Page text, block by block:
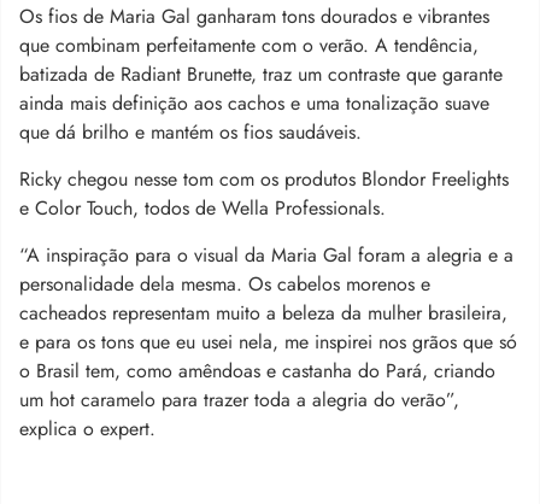
Os fios de Maria Gal ganharam tons dourados e vibrantes
que combinam perfeitamente com o verão. A tendência,
batizada de Radiant Brunette, traz um contraste que garante
ainda mais definição aos cachos e uma tonalização suave
que dá brilho e mantém os fios saudáveis.
Ricky chegou nesse tom com os produtos Blondor Freelights
e Color Touch, todos de Wella Professionals.
“A inspiração para o visual da Maria Gal foram a alegria e a
personalidade dela mesma. Os cabelos morenos e
cacheados representam muito a beleza da mulher brasileira,
e para os tons que eu usei nela, me inspirei nos grãos que só
o Brasil tem, como amêndoas e castanha do Pará, criando
um hot caramelo para trazer toda a alegria do verão”,
explica o expert.